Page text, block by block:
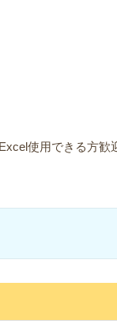
使用できる方歓